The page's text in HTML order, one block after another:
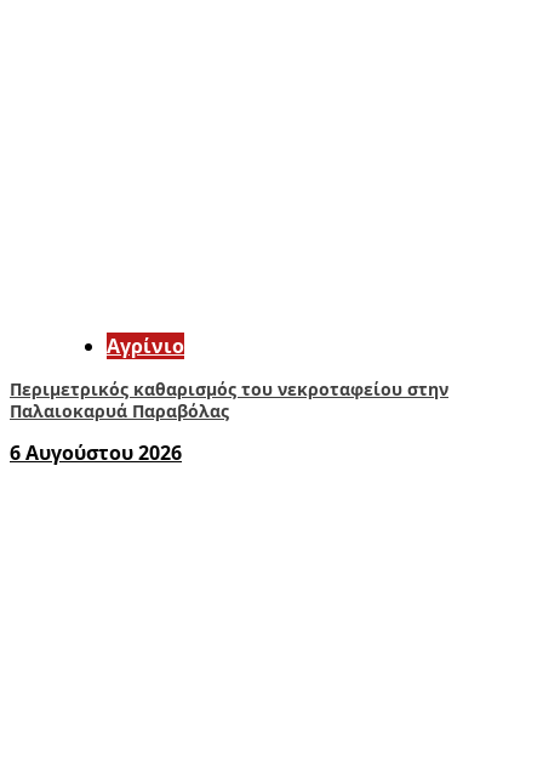
Aγρίνιο
Περιμετρικός καθαρισμός του νεκροταφείου στην
Παλαιοκαρυά Παραβόλας
6 Αυγούστου 2026